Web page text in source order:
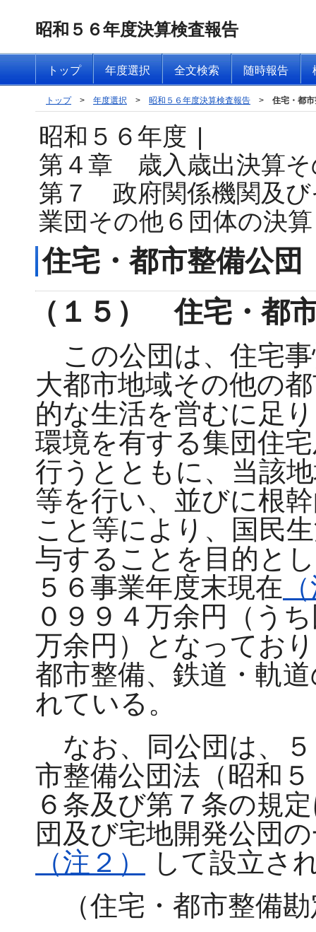
昭和５６年度決算検査報告
トップ 年度選択 全文検索 随時報告
トップ > 年度選択 > 昭和５６年度決算検査報告 > 住宅・都
昭和５６年度 |
第４章 歳入歳出決算そ
第７ 政府関係機関及び
業団その他６団体の決算
住宅・都市整備公団
（１５） 住宅・都
この公団は、住宅
大都市地域その他の
的な生活を営むに足
環境を有する集団住
行うとともに、当該
等を行い、並びに根
こと等により、国民
与することを目的と
５６事業年度末現在
０９９４万余円（う
万余円）となってお
都市整備、鉄道・軌
れている。
なお、同公団は、５
市整備公団法（昭和
６条及び第７条の規
団及び宅地開発公団
（注２）
して設立さ
（住宅・都市整備勘